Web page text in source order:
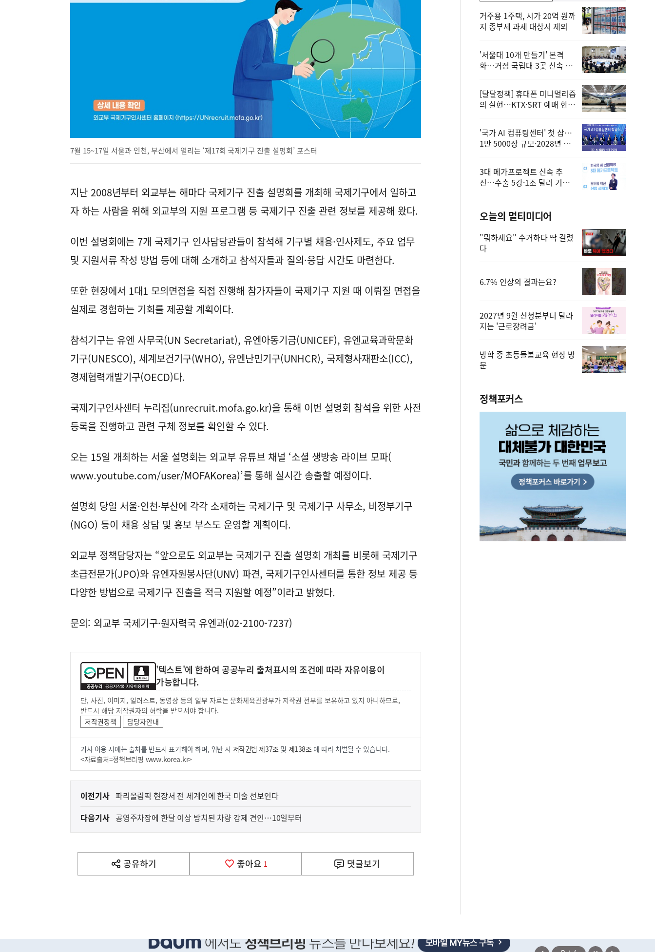
7월 15~17일 서울과 인천, 부산에서 열리는 ‘제17회 국제기구 진출 설명회’ 포스터
지난 2008년부터 외교부는 해마다 국제기구 진출 설명회를 개최해 국제기구에서 일하고
자 하는 사람을 위해 외교부의 지원 프로그램 등 국제기구 진출 관련 정보를 제공해 왔다.
이번 설명회에는 7개 국제기구 인사담당관들이 참석해 기구별 채용·인사제도, 주요 업무
및 지원서류 작성 방법 등에 대해 소개하고 참석자들과 질의·응답 시간도 마련한다.
또한 현장에서 1대1 모의면접을 직접 진행해 참가자들이 국제기구 지원 때 이뤄질 면접을
실제로 경험하는 기회를 제공할 계획이다.
참석기구는 유엔 사무국(UN Secretariat), 유엔아동기금(UNICEF), 유엔교육과학문화
기구(UNESCO), 세계보건기구(WHO), 유엔난민기구(UNHCR), 국제형사재판소(ICC),
경제협력개발기구(OECD)다.
국제기구인사센터 누리집(unrecruit.mofa.go.kr)을 통해 이번 설명회 참석을 위한 사전
등록을 진행하고 관련 구체 정보를 확인할 수 있다.
오는 15일 개최하는 서울 설명회는 외교부 유튜브 채널 ‘소셜 생방송 라이브 모파(
www.youtube.com/user/MOFAKorea)’를 통해 실시간 송출할 예정이다.
설명회 당일 서울·인천·부산에 각각 소재하는 국제기구 및 국제기구 사무소, 비정부기구
(NGO) 등이 채용 상담 및 홍보 부스도 운영할 계획이다.
외교부 정책담당자는 “앞으로도 외교부는 국제기구 진출 설명회 개최를 비롯해 국제기구
초급전문가(JPO)와 유엔자원봉사단(UNV) 파견, 국제기구인사센터를 통한 정보 제공 등
다양한 방법으로 국제기구 진출을 적극 지원할 예정”이라고 밝혔다.
문의: 외교부 국제기구·원자력국 유엔과(02-2100-7237)
'텍스트'에 한하여 공공누리 출처표시의 조건에 따라 자유이용이
가능합니다.
단, 사진, 이미지, 일러스트, 동영상 등의 일부 자료는 문화체육관광부가 저작권 전부를 보유하고 있지 아니하므로,
반드시 해당 저작권자의 허락을 받으셔야 합니다.
저작권정책
담당자안내
기사 이용 시에는 출처를 반드시 표기해야 하며, 위반 시 저작권법 제37조 및 제138조 에 따라 처벌될 수 있습니다.
<자료출처=정책브리핑 www.korea.kr>
이
다
음
기
영
이전기사 파리올림픽 현장서 전 세계인에 한국 미술 선보인다
다음기사 공영주차장에 한달 이상 방치된 차량 강제 견인…10일부터
공유하기
열
기
좋아요 1 댓글보기
거주용 1주택, 시가 20억 원까
지 종부세 과세 대상서 제외
'서울대 10개 만들기' 본격
화…거점 국립대 3곳 신속 선
[달달정책] 휴대폰 미니멀리즘
의 실현…KTX·SRT 예매 한
'국가 AI 컴퓨팅센터' 첫 삽…
1만 5000장 규모·2028년 완
3대 메가프로젝트 신속 추
진…수출 5강·1조 달러 기반
오늘의 멀티미디어
"뭐하세요" 수거하다 딱 걸렸
다
6.7% 인상의 결과는요?
2027년 9월 신청분부터 달라
지는 '근로장려금'
방학 중 초등돌봄교육 현장 방
문
정책포커스